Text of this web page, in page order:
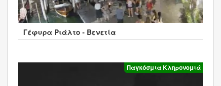
Γέφυρα Ριάλτο - Βενετία
Παγκόσμια Κληρονομιά